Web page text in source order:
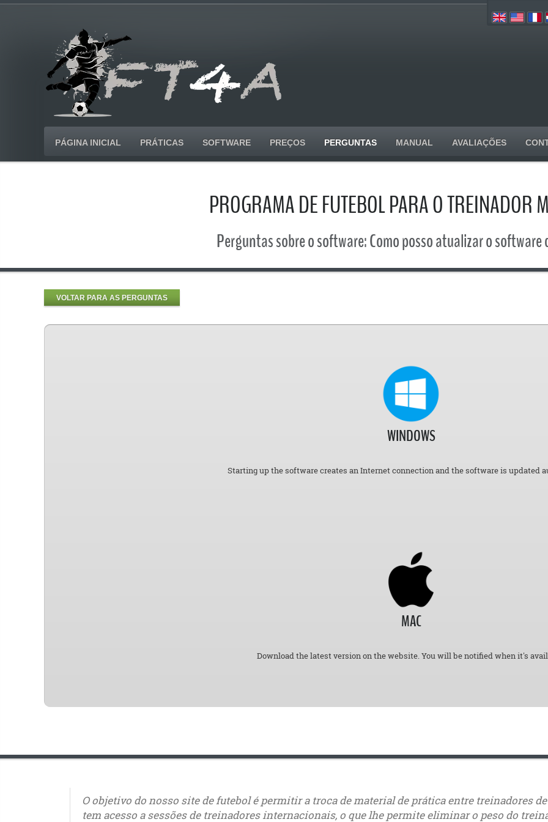
PÁGINA INICIAL PRÁTICAS SOFTWARE PREÇOS PERGUNTAS MANUAL AVALIAÇÕES
PROGRAMA DE FUTEBOL PARA O TREINADOR
Perguntas sobre o software: Como posso atualizar o
VOLTAR PARA AS PERGUNTAS
WINDOWS
Starting up the software creates an Internet connection and the software is updated
MAC
Download the latest version on the website. You will be notified when it's
O objetivo do nosso site de futebol é permitir a troca de material de prática entre treinadores
tem acesso a sessões de treinadores internacionais, o que lhe permite eliminar o peso do